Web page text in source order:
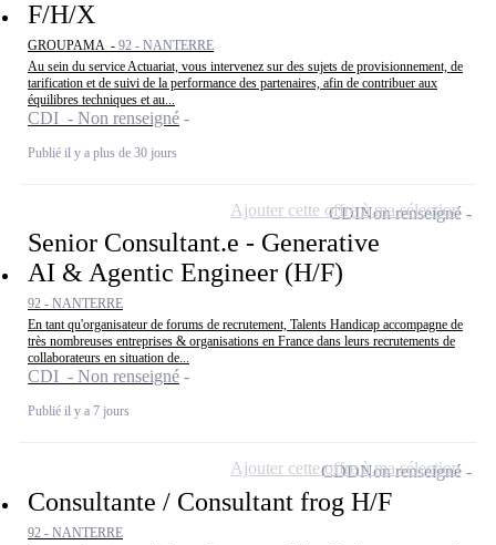
F/H/X
GROUPAMA - 92 - NANTERRE
Au sein du service Actuariat, vous intervenez sur des sujets de provisionnement, de
tarification et de suivi de la performance des partenaires, afin de contribuer aux
équilibres techniques et au...
CDI - Non renseigné
Publié il y a plus de 30 jours
Senior Consultant.e - Generative
AI & Agentic Engineer (H/F)
92 - NANTERRE
En tant qu'organisateur de forums de recrutement, Talents Handicap accompagne de
très nombreuses entreprises & organisations en France dans leurs recrutements de
collaborateurs en situation de...
CDI - Non renseigné
Publié il y a 7 jours
CDINon renseigné
Ajouter cette offre à ma sélection
Consultante / Consultant frog H/F
92 - NANTERRE
CDDNon renseigné
Ajouter cette offre à ma sélection